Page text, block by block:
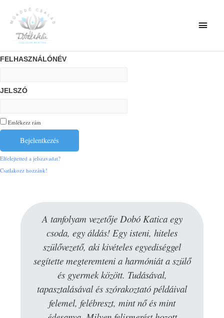
FELHASZNÁLÓNÉV
JELSZÓ
Emlékezz rám
Elfelejtetted a jelszavadat?
Csatlakozz hozzánk!
A tanfolyam vezetője Dobó Katica egy
csoda, egy áldás! Egy isteni, hiteles
szülővezető, aki kivételes egyediséggel
segítette megteremteni a harmóniát a szülő
és gyermek között. Tudásával,
tapasztalásával és szórakoztató példáival
felemel, felébreszt, mint nő és mint